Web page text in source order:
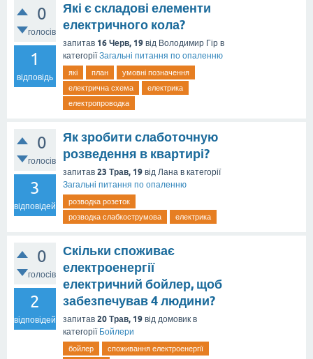
0
голосів
1
відповідь
Які є складові елементи
електричного кола?
запитав 16 Черв, 19 від Володимир Гір в
категоріїЗагальні питання по опаленню
які план
умовні позначення
електрична схема
електрика
електропроводка
0
голосів
3
відповідей
Як зробити слаботочную
розведення в квартирі?
запитав 23 Трав, 19 від Лана в категорії
Загальні питання по опаленню
розводка розеток
розводка слабкострумова
електрика
0
голосів
2
відповідей
Скільки споживає
електроенергії
електричний бойлер, щоб
забезпечував 4 людини?
запитав 20 Трав, 19 від домовик в
категорії Бойлери
бойлер
споживання електроенергії